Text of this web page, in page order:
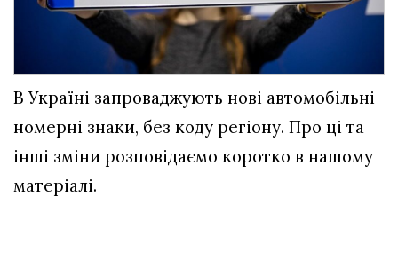
В Україні запроваджують нові автомобільні
номерні знаки, без коду регіону. Про ці та
інші зміни розповідаємо коротко в нашому
матеріалі.